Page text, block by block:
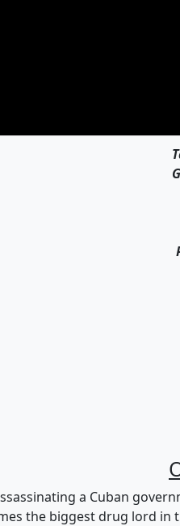
a Cuban
the biggest drug lord